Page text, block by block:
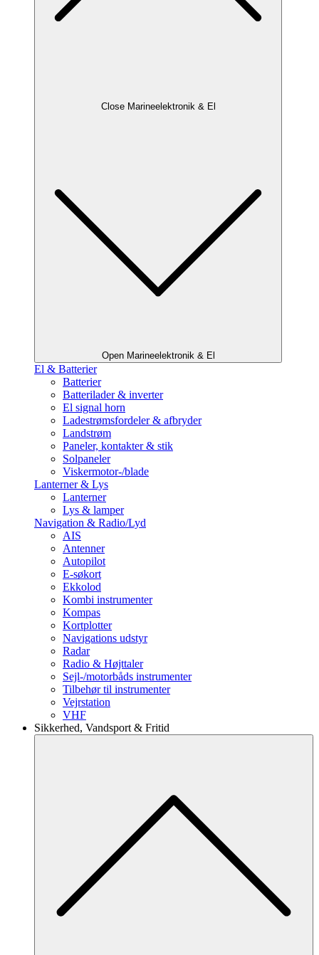
Close Marineelektronik & El
Open Marineelektronik & El
El & Batterier
Batterier
Batterilader & inverter
El signal horn
Ladestrømsfordeler & afbryder
Landstrøm
Paneler, kontakter & stik
Solpaneler
Viskermotor-/blade
Lanterner & Lys
Lanterner
Lys & lamper
Navigation & Radio/Lyd
AIS
Antenner
Autopilot
E-søkort
Ekkolod
Kombi instrumenter
Kompas
Kortplotter
Navigations udstyr
Radar
Radio & Højttaler
Sejl-/motorbåds instrumenter
Tilbehør til instrumenter
Vejrstation
VHF
Sikkerhed, Vandsport & Fritid